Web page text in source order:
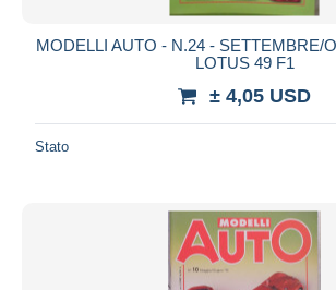
MODELLI AUTO - N.24 - SETTEMBRE/
LOTUS 49 F1
± 4,05 USD
Stato